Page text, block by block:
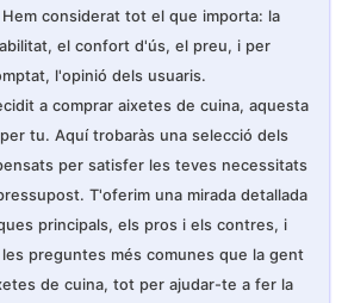
Hem considerat tot el que importa: la
el confort d'ús, el preu, i per
l'opinió dels usuaris.
a comprar aixetes de cuina, aquesta
tu. Aquí trobaràs una selecció dels
per satisfer les teves necessitats
T'oferim una mirada detallada
principals, els pros i els contres, i
preguntes més comunes que la gent
de cuina, tot per ajudar-te a fer la